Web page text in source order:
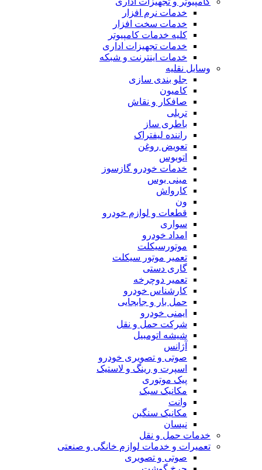
خدمات نرم افزار
خدمات سخت افزار
کلیه خدمات کامپیوتر
خدمات تجهیزات اداری
خدمات اینترنت و شبکه
وسایل نقلیه
جلو بندی سازی
کامیون
صافکار و نقاش
تریلی
باطری ساز
راننده لیفتراک
تعویض روغن
اتوبوس
خدمات خودرو گازسوز
مینی بوس
کارواش
ون
قطعات و لوازم خودرو
سواری
امداد خودرو
موتورسیکلت
تعمیر موتور سیکلت
گاری دستی
تعمیر دوچرخه
کارشناس خودرو
حمل بار و جابجایی
ایمنی خودرو
شرکت حمل و نقل
شیشه اتومبیل
آژانس
صوتی و تصویری خودرو
اسپرت و رینگ و لاستیک
پیک موتوری
مکانیک سبک
وانت
مکانیک سنگین
نیسان
خدمات حمل و نقل
تعمیرات و خدمات لوازم خانگی و صنعتی
صوتی و تصویری